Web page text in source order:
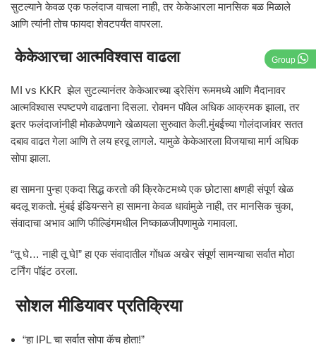
Group
सुटल्याने केवळ एक फलंदाज वाचला नाही, तर केकेआरला मानसिक बळ मिळाले
आणि त्यांनी तोच फायदा शेवटपर्यंत वापरला.
केकेआरचा आत्मविश्वास वाढला
MI vs KKR झेल सुटल्यानंतर केकेआरच्या ड्रेसिंग रूममध्ये आणि मैदानावर
आत्मविश्वास स्पष्टपणे वाढताना दिसला. रोवमन पॉवेल अधिक आक्रमक झाला, तर
इतर फलंदाजांनीही मोकळेपणाने खेळायला सुरुवात केली.मुंबईच्या गोलंदाजांवर सतत
दबाव वाढत गेला आणि ते लय हरवू लागले. यामुळे केकेआरला विजयाचा मार्ग अधिक
सोपा झाला.
हा सामना पुन्हा एकदा सिद्ध करतो की क्रिकेटमध्ये एक छोटासा क्षणही संपूर्ण खेळ
बदलू शकतो. मुंबई इंडियन्सने हा सामना केवळ धावांमुळे नाही, तर मानसिक चुका,
संवादाचा अभाव आणि फील्डिंगमधील निष्काळजीपणामुळे गमावला.
“तू घे… नाही तू घे!” हा एक संवादातील गोंधळ अखेर संपूर्ण सामन्याचा सर्वात मोठा
टर्निंग पॉइंट ठरला.
सोशल मीडियावर प्रतिक्रिया
“हा IPL चा सर्वात सोपा कॅच होता!”